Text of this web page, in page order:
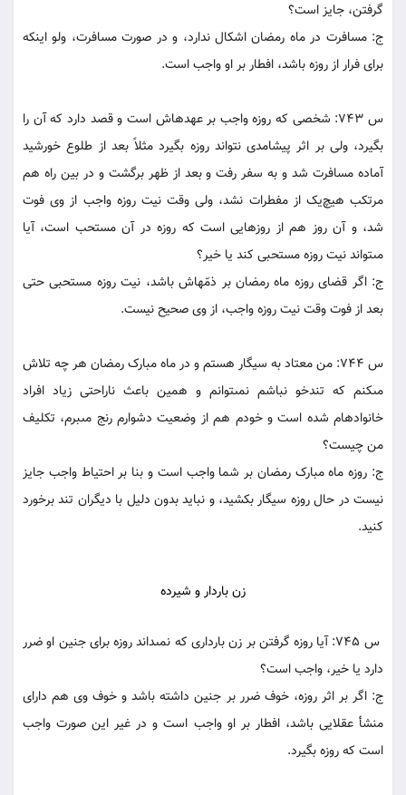
گرفتن، جايز است؟
ج: مسافرت در ماه رمضان اشکال ندارد، و در صورت مسافرت، ولو اينکه
براى فرار از روزه باشد، افطار بر او واجب است.
س 743: شخصى که روزه واجب بر عهده‏اش است و قصد دارد که آن را
بگيرد، ولى بر اثر پيشامدى نتواند روزه بگيرد مثلاً بعد از طلوع خورشيد
آماده مسافرت شد و به سفر رفت و بعد از ظهر برگشت و در بين راه هم
مرتکب هيچ‌يک از مفطرات نشد، ولى وقت نيت روزه واجب از وى فوت
شد، و آن روز هم از روزهايى است که روزه در آن مستحب است، آيا
مى‏تواند نيت روزه مستحبى کند يا خير؟
ج: اگر قضاى روزه ماه رمضان بر ذمّه‏اش باشد، نيت روزه مستحبى حتى
بعد از فوت وقت نيت روزه واجب، از وى صحيح نيست.
س 744: من معتاد به سيگار هستم و در ماه مبارک رمضان هر چه تلاش
مى‏کنم که تندخو نباشم نمى‏توانم و همين باعث ناراحتى زياد افراد
خانواده‏ام شده است و خودم هم از وضعيت دشوارم رنج مى‏برم، تکليف
من چيست؟
ج: روزه ماه مبارک رمضان بر شما واجب است و بنا بر احتياط واجب جايز
نيست در حال روزه سيگار بکشيد، و نبايد بدون دليل با ديگران تند برخورد
کنيد.
زن باردار و شيرده‏
س 745: آيا روزه گرفتن بر زن باردارى که نمى‏داند روزه براى جنين او ضرر
دارد يا خير، واجب است؟
ج: اگر بر اثر روزه، خوف ضرر بر جنين داشته باشد و خوف وى هم داراى
منشأ عقلايى باشد، افطار بر او واجب است و در غير اين صورت واجب
است که روزه بگيرد.